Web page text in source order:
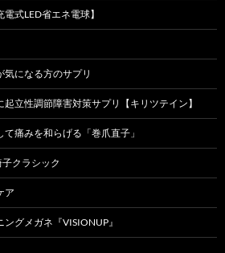
式LED省エネ電球】
になる方のサプリ
立性調節障害対策サプリ【キリツテイン】
痛みを和らげる「巻爪直子」
クラシック
ア
グメガネ『VISIONUP』